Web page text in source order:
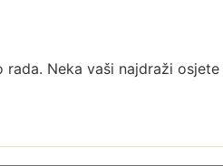
Neka vaši najdraži